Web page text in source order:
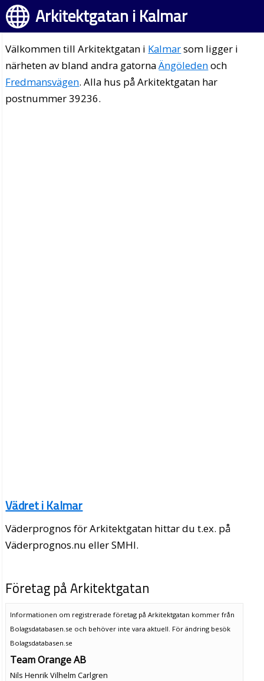
Arkitektgatan i Kalmar
Välkommen till Arkitektgatan i Kalmarsom ligger i
närheten av bland andra gatornaÄngöledenoch
Fredmansvägen. Alla hus på Arkitektgatan har
postnummer 39236.
Vädret i Kalmar
Väderprognos för Arkitektgatan hittar du t.ex. på
Väderprognos.nu eller SMHI.
Företag på Arkitektgatan
Informationen om registrerade företag på Arkitektgatan kommer från
Bolagsdatabasen.se och behöver inte vara aktuell. För ändring besök
Bolagsdatabasen.se
Team Orange AB
Nils Henrik Vilhelm Carlgren